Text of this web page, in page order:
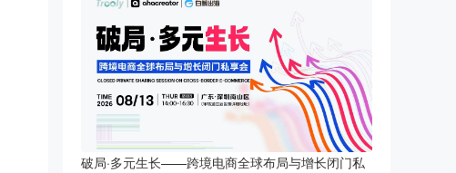
破局·多元生长——跨境电商全球布局与增长闭门私